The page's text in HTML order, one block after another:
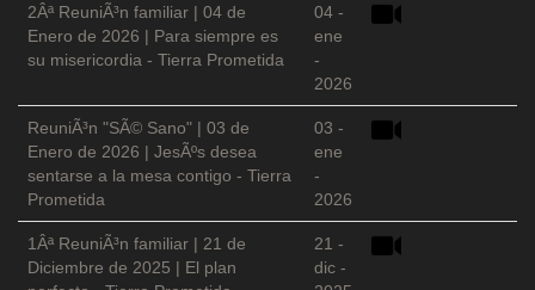
2Âª ReuniÃ³n familiar | 04 de
Enero de 2026 | Para siempre es
su misericordia - Tierra Prometida
04 -
ene
-
2026
ReuniÃ³n "SÃ© Sano" | 03 de
Enero de 2026 | JesÃºs desea
sentarse a la mesa contigo - Tierra
Prometida
03 -
ene
-
2026
1Âª ReuniÃ³n familiar | 21 de
Diciembre de 2025 | El plan
21 -
dic -